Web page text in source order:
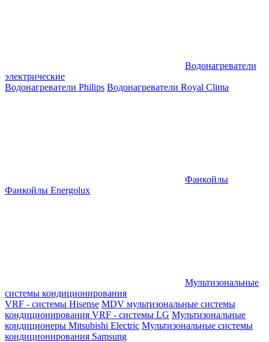
Водонагреватели
электрические
Водонагреватели Philips Водонагреватели Royal Clima
Фанкойлы
Фанкойлы Energolux
Мультизональные
системы кондиционирования
VRF - системы Hisense MDV мультизональные системы
кондиционирования VRF - системы LG Мультизональные
кондиционеры Mitsubishi Electric Мультизональные системы
кондиционирования Samsung